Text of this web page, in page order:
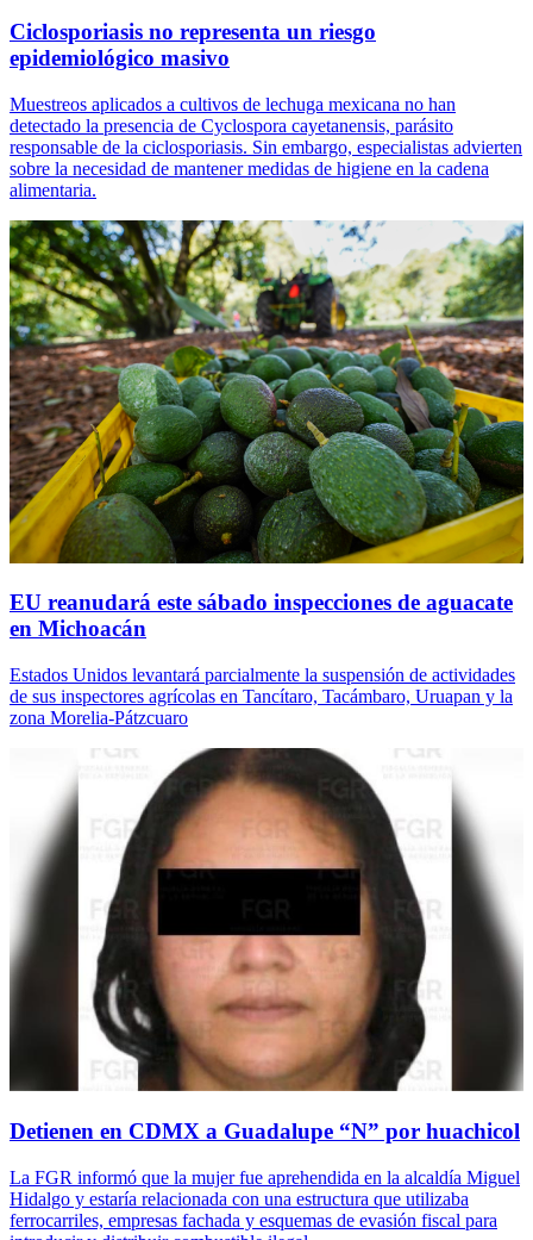
Ciclosporiasis no representa un riesgo
epidemiológico masivo
Muestreos aplicados a cultivos de lechuga mexicana no han
detectado la presencia de Cyclospora cayetanensis, parásito
responsable de la ciclosporiasis. Sin embargo, especialistas advierten
sobre la necesidad de mantener medidas de higiene en la cadena
alimentaria.
EU reanudará este sábado inspecciones de aguacate
en Michoacán
Estados Unidos levantará parcialmente la suspensión de actividades
de sus inspectores agrícolas en Tancítaro, Tacámbaro, Uruapan y la
zona Morelia-Pátzcuaro
Detienen en CDMX a Guadalupe “N” por huachicol
La FGR informó que la mujer fue aprehendida en la alcaldía Miguel
Hidalgo y estaría relacionada con una estructura que utilizaba
ferrocarriles, empresas fachada y esquemas de evasión fiscal para